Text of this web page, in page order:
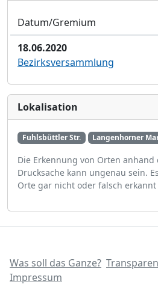
Datum/Gremium
18.06.2020
Bezirksversammlung
Lokalisation
Fuhlsbüttler Str. Langenhorner
Die Erkennung von Orten anhand
Drucksache kann ungenau sein.
Orte gar nicht oder falsch
Was soll das Ganze?
Impressum